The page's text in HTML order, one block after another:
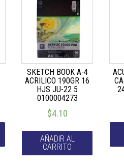
SKETCH BOOK A-4
ACRILICO 190GR 16
HJS JU-22 5
0100004273
$4.10
AÑADIR AL
CARRITO